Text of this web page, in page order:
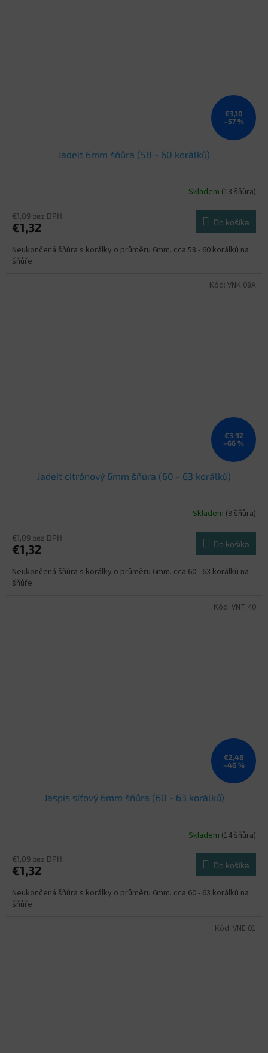
€3,10
–57 %
Jadeit 6mm šňůra (58 - 60 korálků)
Skladem (13 šňůra)
€1,09 bez DPH
€1,32 Do košíka
Neukončená šňůra s korálky o průměru 6mm. cca 58 - 60 korálků na
šňůře
€3,92
–66 %
Jadeit citrónový 6mm šňůra (60 - 63 korálků)
Skladem (9 šňůra)
€1,09 bez DPH
€1,32 Do košíka
Neukončená šňůra s korálky o průměru 6mm. cca 60 - 63 korálků na
šňůře
Kód: VNK 08A
€2,48
–46 %
Jaspis síťový 6mm šňůra (60 - 63 korálků)
Skladem (14 šňůra)
€1,09 bez DPH
€1,32 Do košíka
Neukončená šňůra s korálky o průměru 6mm. cca 60 - 63 korálků na
šňůře
Kód: VNT 40
Kód: VNE 01